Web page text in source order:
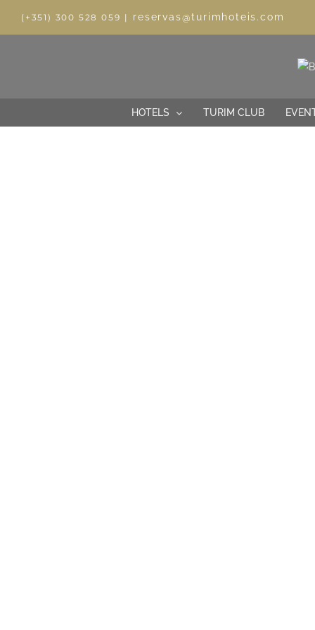
(+351) 300 528 059 | reservas@turimhoteis.com
HOTELS TURIM CLUB